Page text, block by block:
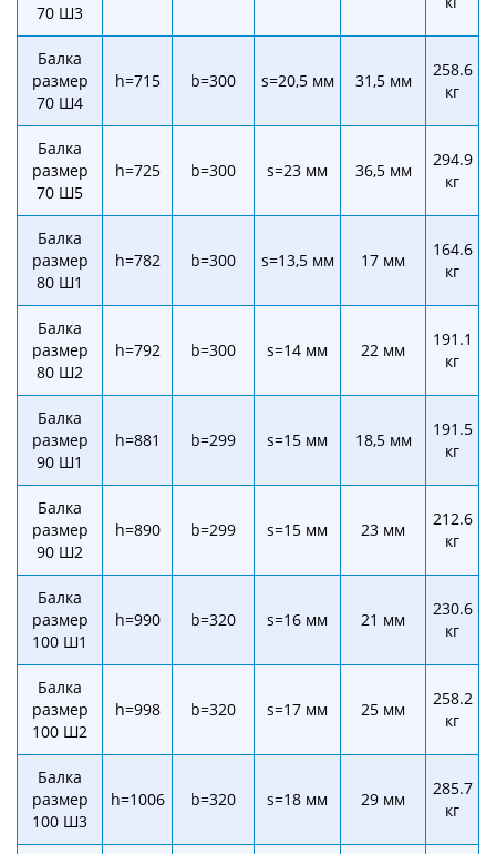
70 Ш3
Балка
размер
70 Ш4
h=715 b=300 s=20,5 мм 31,5 мм
258.6
кг
Балка
размер
70 Ш5
h=725 b=300 s=23 мм 36,5 мм
294.9
кг
Балка
размер
80 Ш1
h=782 b=300 s=13,5 мм 17 мм
164.6
кг
Балка
размер
80 Ш2
h=792 b=300 s=14 мм 22 мм
191.1
кг
Балка
размер
90 Ш1
h=881 b=299 s=15 мм 18,5 мм
191.5
кг
Балка
размер
90 Ш2
h=890 b=299 s=15 мм 23 мм
212.6
кг
Балка
размер
100 Ш1
h=990 b=320 s=16 мм 21 мм
230.6
кг
Балка
размер
100 Ш2
h=998 b=320 s=17 мм 25 мм
258.2
кг
Балка
размер
100 Ш3
h=1006 b=320 s=18 мм 29 мм
285.7
кг